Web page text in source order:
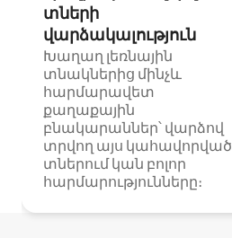
տների
վարձակալություն
Խաղաղ լեռնային
տնակներից մինչև
հարմարավետ
քաղաքային
բնակարաններ՝ վարձով
տրվող այս կահավորված
տներում կան բոլոր
հարմարությունները։